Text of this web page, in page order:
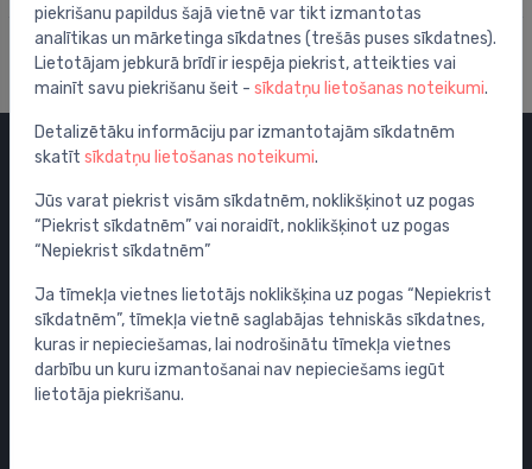
Izpārdošana
Maisītāji
Izlietnes
Tualetes podi
Vannas
Dušas
piekrišanu papildus šajā vietnē var tikt izmantotas
analītikas un mārketinga sīkdatnes (trešās puses sīkdatnes).
Lietotājam jebkurā brīdī ir iespēja piekrist, atteikties vai
mainīt savu piekrišanu šeit - sīkdatņu lietošanas noteikumi.
Detalizētāku informāciju par izmantotajām sīkdatnēm
skatīt sīkdatņu lietošanas noteikumi.
Jūs varat piekrist visām sīkdatnēm, noklikšķinot uz pogas
“Piekrist sīkdatnēm” vai noraidīt, noklikšķinot uz pogas
“Nepiekrist sīkdatnēm”
Ja tīmekļa vietnes lietotājs noklikšķina uz pogas “Nepiekrist
sīkdatnēm”, tīmekļa vietnē saglabājas tehniskās sīkdatnes,
kuras ir nepieciešamas, lai nodrošinātu tīmekļa vietnes
darbību un kuru izmantošanai nav nepieciešams iegūt
lietotāja piekrišanu.